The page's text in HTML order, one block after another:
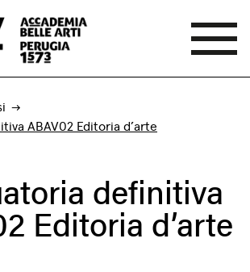
ABAV02 Editoria d’arte
definitiva
Editoria d’arte